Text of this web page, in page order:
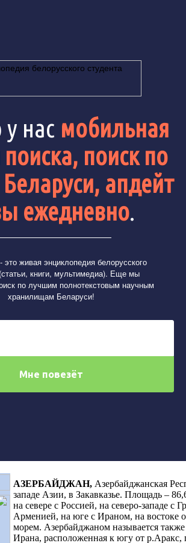
нас мобильная
поиска, поиск по
апдейт
ежедневно.
- это живая энциклопедия белорусского
книги, мультимедиа). Еще мы
по лучшим полнотекстовым научным
хранилищам Беларуси!
АЗЕРБАЙДЖАН, Азербайджанская
западе Азии, в Закавказье. Площадь –
на севере с Россией, на северо-западе с
Арменией, на юге с Ираном, на востоке
морем. Азербайджаном называется также
Ирана, расположенная к югу от р.Аракс,